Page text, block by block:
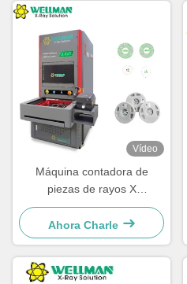
Vídeo
Máquina contadora de
piezas de rayos X
Microfocus 30μm Punto focal
80kV 17" FPD
Ahora Charle